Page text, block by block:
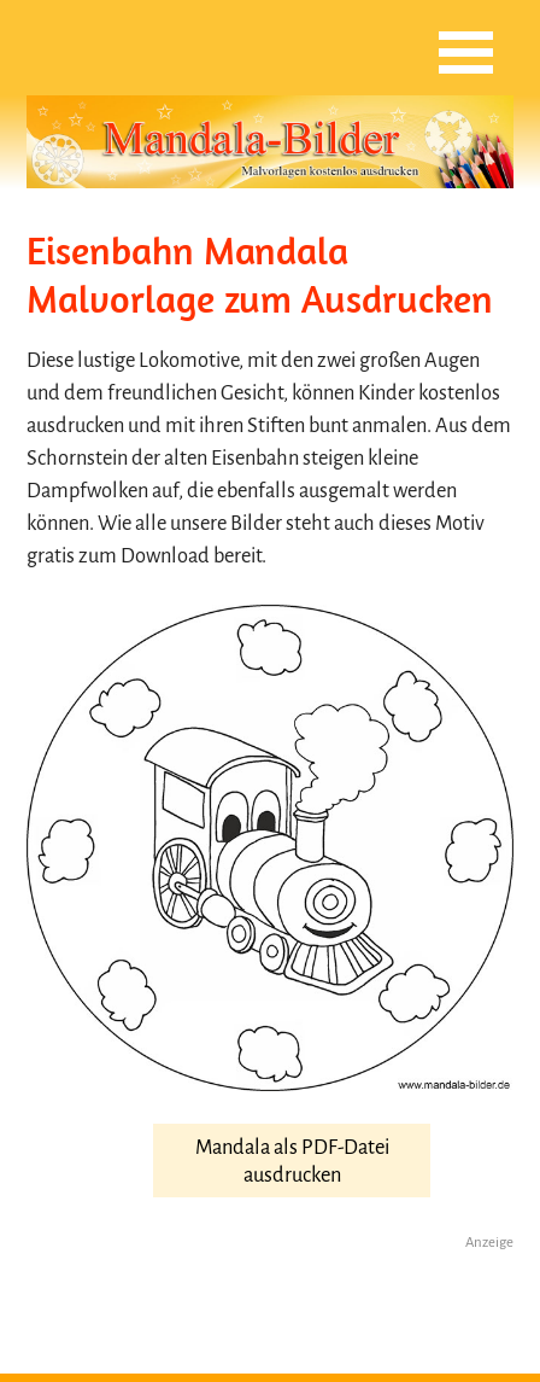
Eisenbahn Mandala
Malvorlage zum Ausdrucken
Diese lustige Lokomotive, mit den zwei großen Augen
und dem freundlichen Gesicht, können Kinder kostenlos
ausdrucken und mit ihren Stiften bunt anmalen. Aus dem
Schornstein der alten Eisenbahn steigen kleine
Dampfwolken auf, die ebenfalls ausgemalt werden
können. Wie alle unsere Bilder steht auch dieses Motiv
gratis zum Download bereit.
Mandala als PDF-Datei
ausdrucken
Anzeige